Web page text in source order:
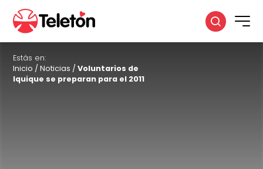
Estás en:
Inicio /Noticias /Voluntarios de
Iquique se preparan para el 2011